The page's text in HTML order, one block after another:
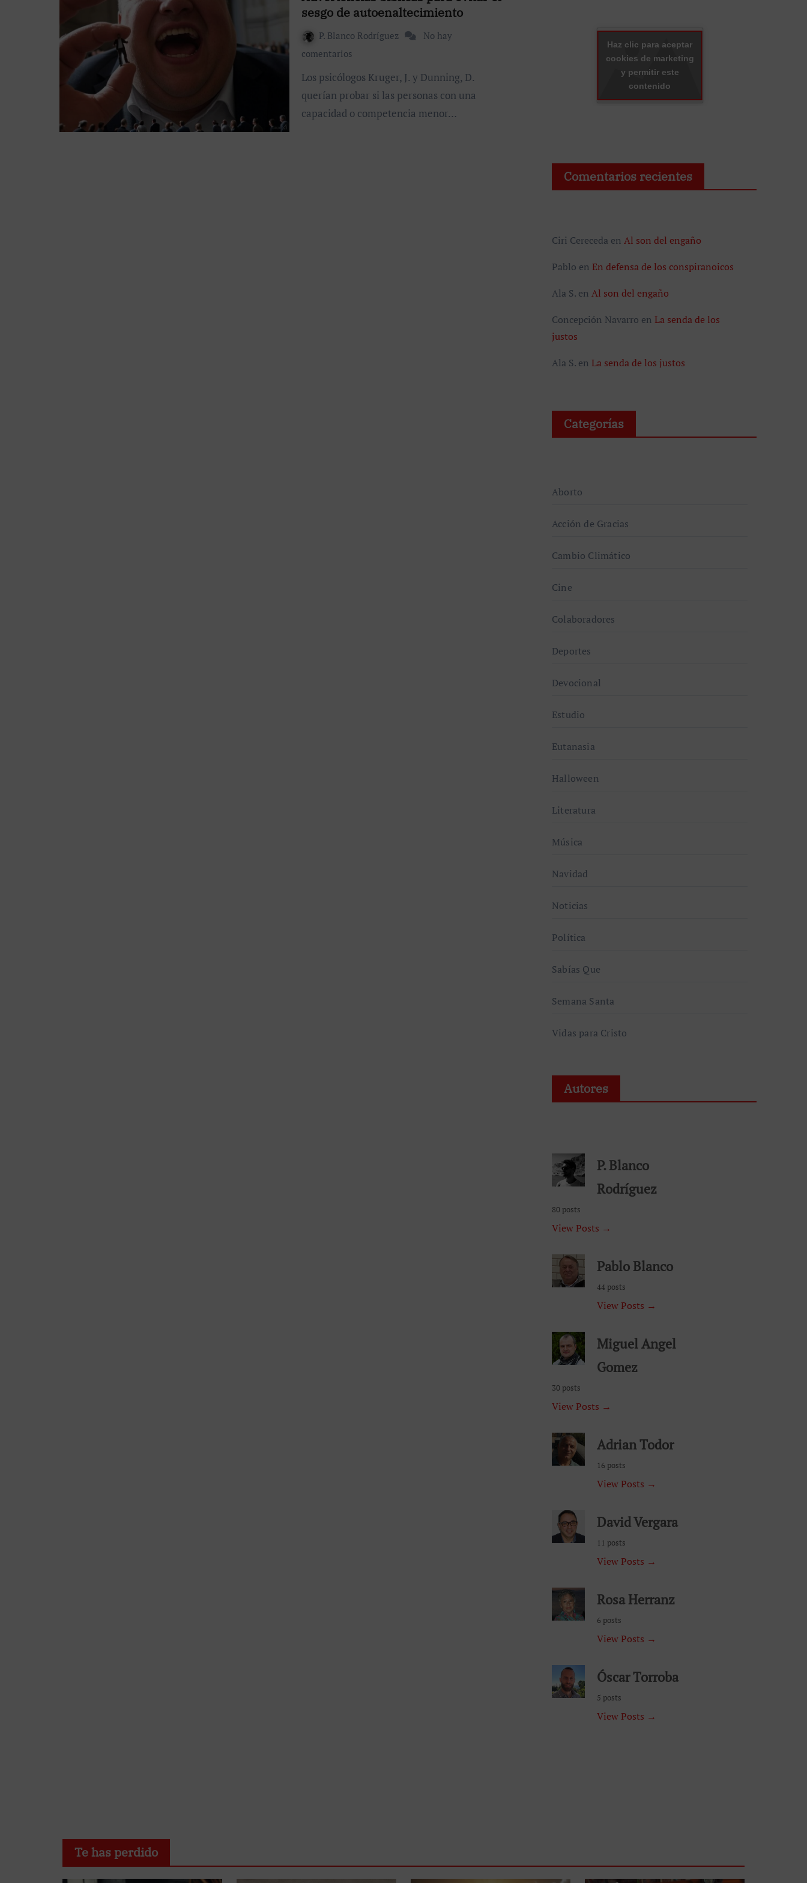
sesgo de autoenaltecimiento
P. Blanco Rodríguez
No hay
comentarios
Los psicólogos Kruger, J. y Dunning, D.
querían probar si las personas con una
capacidad o competencia menor…
Haz clic para aceptar
cookies de marketing
y permitir este
contenido
Comentarios recientes
Ciri Cereceda en Al son del engaño
Pablo en En defensa de los conspiranoicos
Ala S. en Al son del engaño
Concepción Navarro en La senda de los
justos
Ala S. en La senda de los justos
Categorías
Aborto
Acción de Gracias
Cambio Climático
Cine
Colaboradores
Deportes
Devocional
Estudio
Eutanasia
Halloween
Literatura
Música
Navidad
Noticias
Política
Sabías Que
Semana Santa
Vidas para Cristo
Autores
P. Blanco
Rodríguez
80 posts
View Posts →
Pablo Blanco
44 posts
View Posts →
Miguel Angel
Gomez
30 posts
View Posts →
Adrian Todor
16 posts
View Posts →
David Vergara
11 posts
View Posts →
Rosa Herranz
6 posts
View Posts →
Óscar Torroba
5 posts
View Posts →
Te has perdido